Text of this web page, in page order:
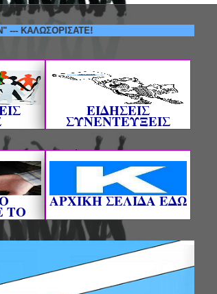
ΕΙΔΗΣΕΙΣ
ΣΥΝΕΝΤΕΥΞΕΙΣ
ΤΟ
AΡΧΙΚΗ ΣΕΛΙΔΑ ΕΔΩ